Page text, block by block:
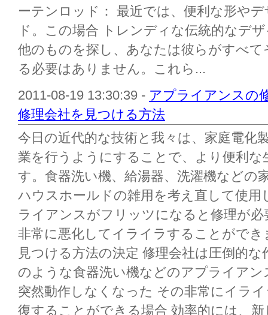
ーテンロッド： 最近では、便利な形や
ド。この場合 トレンディな伝統的なデ
他のものを探し、あなたは彼らがすべ
る必要はありません。これら...
2011-08-19 13:30:39 - アプライアンスの
修理会社を見つける方法
今日の近代的な技術と我々は、家庭電化
業を行うようにすることで、より便利
す。食器洗い機、給湯器、洗濯機などの
ハウスホールドの雑用を考え直して使
ライアンスがフリッツになると修理が
非常に悪化してイライラすることがで
見つける方法の決定 修理会社は圧倒的
のような食器洗い機などのアプライア
突然動作しなくなった その非常にイラ
復することができる場合 効率的には、